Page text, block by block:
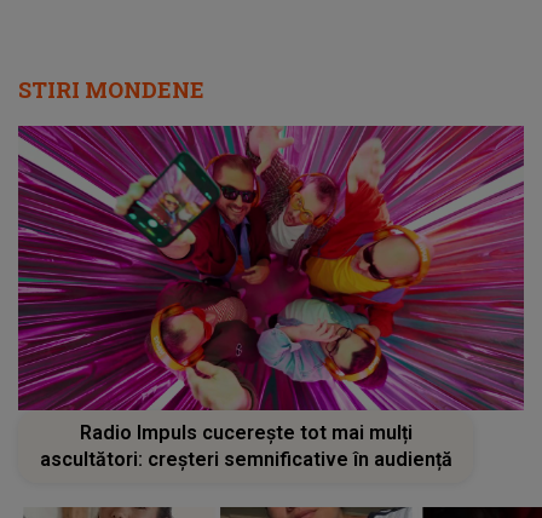
STIRI MONDENE
Radio Impuls cucerește tot mai mulți
ascultători: creșteri semnificative în audiență